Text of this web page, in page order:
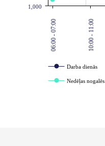
06:00 - 07:00 10:00 - 11:00
1,000
Darba dienās
Nedēļas nogalēs